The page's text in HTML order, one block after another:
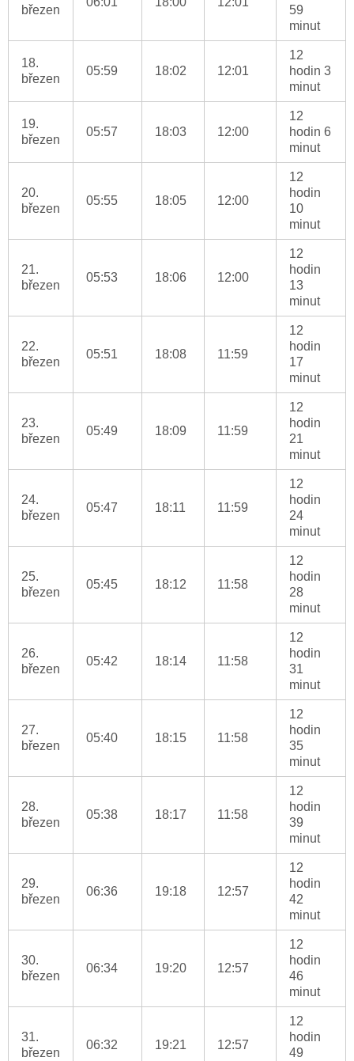
březen
59
minut
18.
březen
05:59 18:02 12:01
12
hodin 3
minut
19.
březen
05:57 18:03 12:00
12
hodin 6
minut
20.
březen
05:55 18:05 12:00
12
hodin
10
minut
21.
březen
05:53 18:06 12:00
12
hodin
13
minut
22.
březen
05:51 18:08 11:59
12
hodin
17
minut
23.
březen
05:49 18:09 11:59
12
hodin
21
minut
24.
březen
05:47 18:11 11:59
12
hodin
24
minut
25.
březen
05:45 18:12 11:58
12
hodin
28
minut
26.
březen
05:42 18:14 11:58
12
hodin
31
minut
27.
březen
05:40 18:15 11:58
12
hodin
35
minut
28.
březen
05:38 18:17 11:58
12
hodin
39
minut
29.
březen
06:36 19:18 12:57
12
hodin
42
minut
30.
březen
06:34 19:20 12:57
12
hodin
46
minut
31.
březen
06:32 19:21 12:57
12
hodin
49